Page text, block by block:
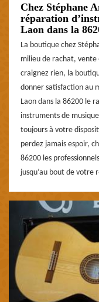
Chez Stéphane
réparation
Laon dans la
La boutique chez
milieu de rachat,
craignez rien, la
donner satisfaction au
Laon dans la 86200 le
instruments de
toujours à votre
perdez jamais espoir,
86200 les
jusqu’au bout de votre